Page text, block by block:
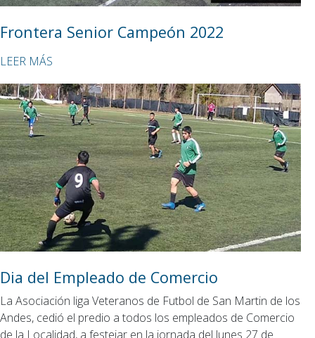
Frontera Senior Campeón 2022
LEER MÁS
Dia del Empleado de Comercio
La Asociación liga Veteranos de Futbol de San Martin de los
Andes, cedió el predio a todos los empleados de Comercio
de la Localidad, a festejar en la jornada del lunes 27 de